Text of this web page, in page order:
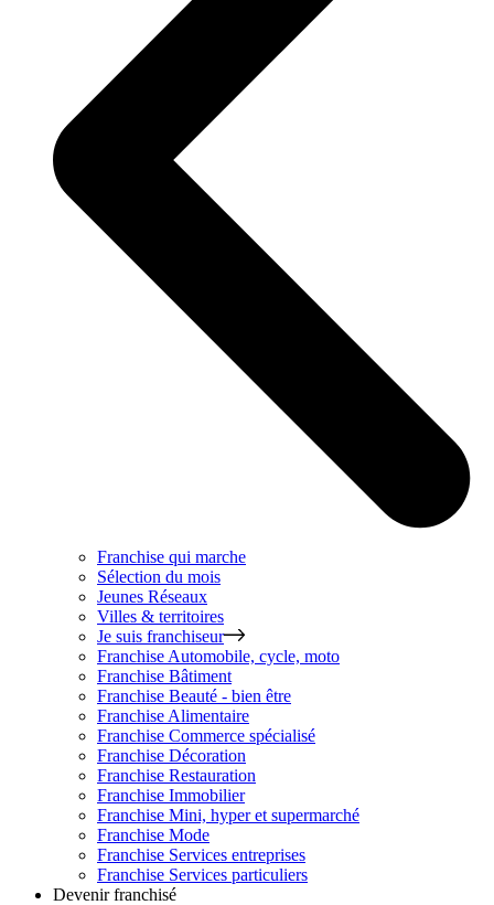
Franchise qui marche
Sélection du mois
Jeunes Réseaux
Villes & territoires
Je suis franchiseur
Franchise Automobile, cycle, moto
Franchise Bâtiment
Franchise Beauté - bien être
Franchise Alimentaire
Franchise Commerce spécialisé
Franchise Décoration
Franchise Restauration
Franchise Immobilier
Franchise Mini, hyper et supermarché
Franchise Mode
Franchise Services entreprises
Franchise Services particuliers
Devenir franchisé